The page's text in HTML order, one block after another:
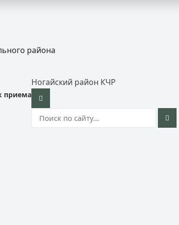
района
приема
Ногайский район КЧР